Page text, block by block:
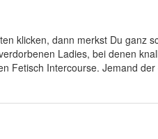
klicken, dann merkst Du ganz
Ladies, bei denen
Fetisch Intercourse. Jemand